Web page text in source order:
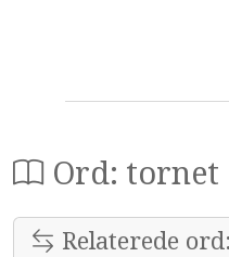
Ord: tornet
Relaterede